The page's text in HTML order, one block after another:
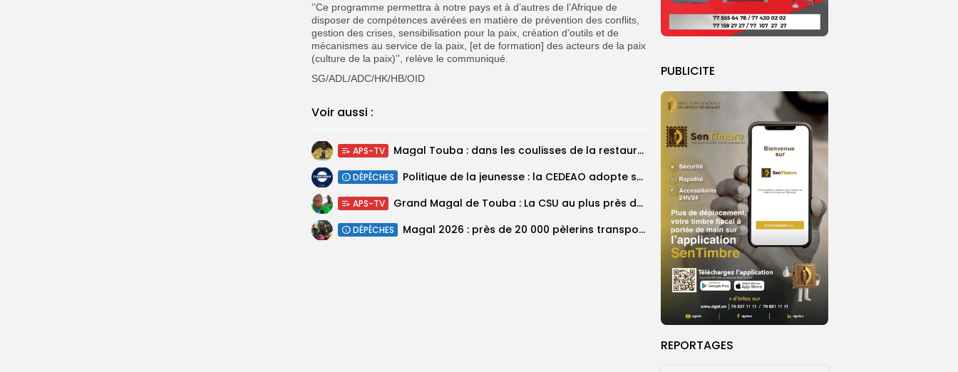
PUBLICITE
REPORTAGES
‘’Ce programme permettra à notre pays et à d’autres de l’Afrique de
disposer de compétences avérées en matière de prévention des conflits,
gestion des crises, sensibilisation pour la paix, création d’outils et de
mécanismes au service de la paix, [et de formation] des acteurs de la paix
(culture de la paix)’’, relève le communiqué.
SG/ADL/ADC/HK/HB/OID
Voir aussi :
APS-TV Magal Touba : dans les coulisses de la restauration de la presse...
DÉPÊCHES Politique de la jeunesse : la CEDEAO adopte son plan d’actions stratégiques...
APS-TV Grand Magal de Touba : La CSU au plus près des pèlerins
DÉPÊCHES Magal 2026 : près de 20 000 pèlerins transportés vers Touba en...